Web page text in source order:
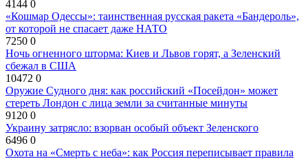
4144 0
«Кошмар Одессы»: таинственная русская ракета «Бандероль»,
от которой не спасает даже НАТО
7250 0
Ночь огненного шторма: Киев и Львов горят, а Зеленский
сбежал в США
10472 0
Оружие Судного дня: как российский «Посейдон» может
стереть Лондон с лица земли за считанные минуты
9120 0
Украину затрясло: взорван особый объект Зеленского
6496 0
Охота на «Смерть с неба»: как Россия переписывает правила